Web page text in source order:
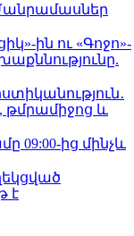
ին ու «Գոջո»-
թմրամիջոց և
09:00-ից մինչև
է